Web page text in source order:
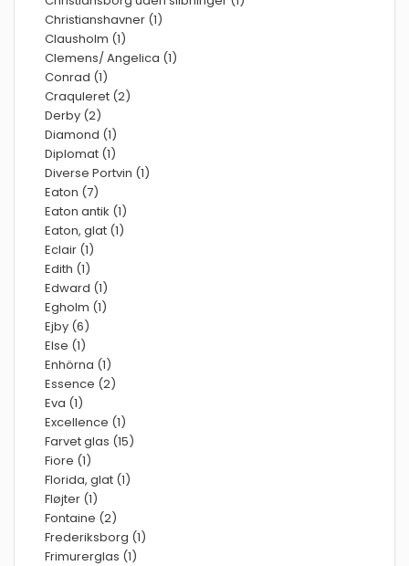
Christianshavner (1)
Clausholm (1)
Clemens/ Angelica (1)
Conrad (1)
Craquleret (2)
Derby (2)
Diamond (1)
Diplomat (1)
Diverse Portvin (1)
Eaton (7)
Eaton antik (1)
Eaton, glat (1)
Eclair (1)
Edith (1)
Edward (1)
Egholm (1)
Ejby (6)
Else (1)
Enhörna (1)
Essence (2)
Eva (1)
Excellence (1)
Farvet glas (15)
Fiore (1)
Florida, glat (1)
Fløjter (1)
Fontaine (2)
Frederiksborg (1)
Frimurerglas (1)